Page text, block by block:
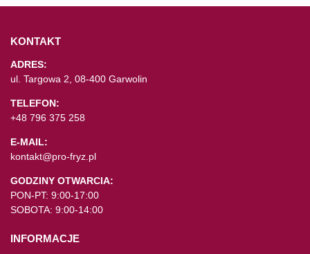
KONTAKT
ADRES:
ul. Targowa 2, 08-400 Garwolin
TELEFON:
+48 796 375 258
E-MAIL:
kontakt@pro-fryz.pl
GODZINY OTWARCIA:
PON-PT: 9:00-17:00
SOBOTA: 9:00-14:00
INFORMACJE